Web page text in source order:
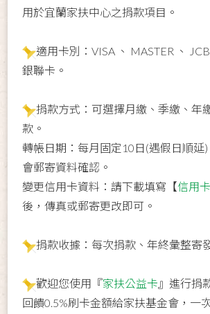
用於宜蘭家扶中心之捐款項目。
適用卡別：VISA 、 MASTER 、
銀聯卡。
捐款方式：可選擇月繳、季繳、年
款。
轉帳日期：每月固定10日(遇假日順延
會郵寄資料確認。
變更信用卡資料：請下載填寫【信用
後，傳真或郵寄更改即可。
捐款收據：每次捐款、年終彙整寄
歡迎您使用『家扶公益卡 』進行捐
回饋0.5%刷卡金額給家扶基金會，一